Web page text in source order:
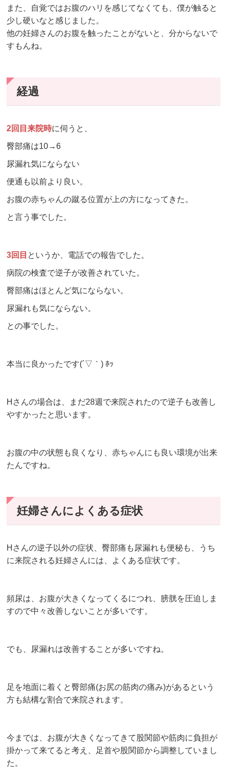
また、自覚ではお腹のハリを感じてなくても、僕が触ると
少し硬いなと感じました。
他の妊婦さんのお腹を触ったことがないと、分からないで
すもんね。
経過
2回目来院時に伺うと、
臀部痛は10→6
尿漏れ気にならない
便通も以前より良い。
お腹の赤ちゃんの蹴る位置が上の方になってきた。
と言う事でした。
3回目 というか、電話での報告でした。
病院の検査で逆子が改善されていた。
臀部痛はほとんど気にならない。
尿漏れも気にならない。
との事でした。
本当に良かったです(´▽｀) ﾎｯ
Hさんの場合は、まだ28週で来院されたので逆子も改善し
やすかったと思います。
お腹の中の状態も良くなり、赤ちゃんにも良い環境が出来
たんですね。
妊婦さんによくある症状
Hさんの逆子以外の症状、臀部痛も尿漏れも便秘も、うち
に来院される妊婦さんには、よくある症状です。
頻尿は、お腹が大きくなってくるにつれ、膀胱を圧迫しま
すので中々改善しないことが多いです。
でも、尿漏れは改善することが多いですね。
足を地面に着くと臀部痛(お尻の筋肉の痛み)があるという
方も結構な割合で来院されます。
今までは、お腹が大きくなってきて股関節や筋肉に負担が
掛かって来てると考え、足首や股関節から調整していまし
た。